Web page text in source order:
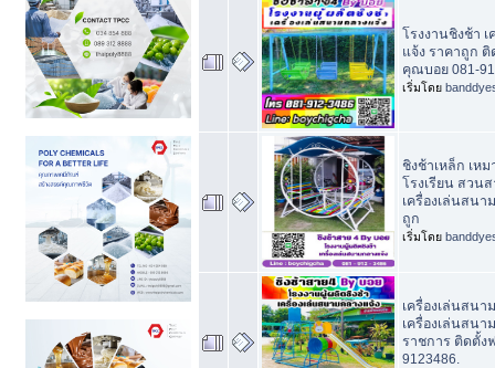
โรงงานชิงช้า เ
แจ้ง ราคาถูก
คุณบอย 081-
เริ่มโดย
ชิงช้าเหล็ก เห
โรงเรียน สวน
เครื่องเล่นสนา
ถูก
เริ่มโดย
เครื่องเล่นสนา
เครื่องเล่นสน
ราชการ ติดตั้ง
9123486.